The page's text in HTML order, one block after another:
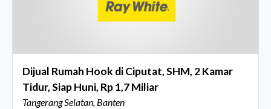
Dijual Rumah Hook di Ciputat, SHM, 2 Kamar
Tidur, Siap Huni, Rp 1,7 Miliar
Tangerang Selatan, Banten